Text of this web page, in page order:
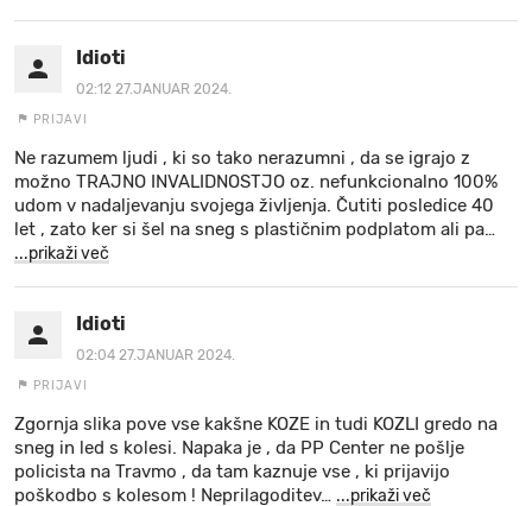
Idioti
02:12 27.JANUAR 2024.
PRIJAVI
Ne razumem ljudi , ki so tako nerazumni , da se igrajo z
možno TRAJNO INVALIDNOSTJO oz. nefunkcionalno 100%
udom v nadaljevanju svojega življenja. Čutiti posledice 40
let , zato ker si šel na sneg s plastičnim podplatom ali pa…
...prikaži več
Idioti
02:04 27.JANUAR 2024.
PRIJAVI
Zgornja slika pove vse kakšne KOZE in tudi KOZLI gredo na
sneg in led s kolesi. Napaka je , da PP Center ne pošlje
policista na Travmo , da tam kaznuje vse , ki prijavijo
poškodbo s kolesom ! Neprilagoditev… ...prikaži več